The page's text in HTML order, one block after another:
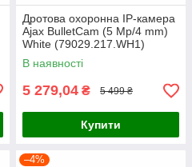
Дротова охоронна IP-камера
Ajax BulletCam (5 Mp/4 mm)
White (79029.217.WH1)
В наявності
5 279,04 ₴ 5 499 ₴
Купити
–4%